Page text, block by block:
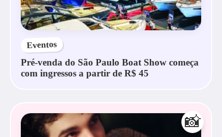
Eventos
Pré-venda do São Paulo Boat Show começa
com ingressos a partir de R$ 45
📸